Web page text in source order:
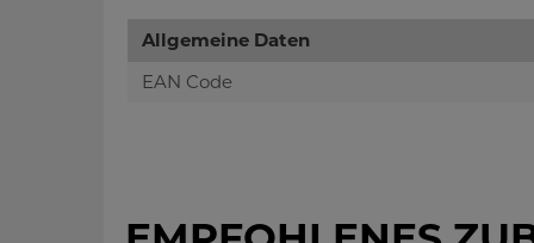
Allgemeine Daten
EAN Code